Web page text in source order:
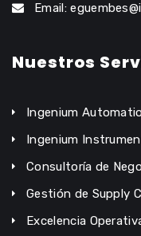
Email:
Nuestros
Ingenium
Ingenium
Consultoría de
Gestión de Supply
Excelencia